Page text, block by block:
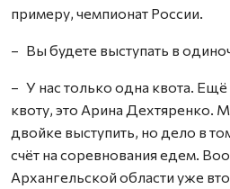
примеру, чемпионат России.
– Вы будете выступать в
– У нас только одна квота.
квоту, это Арина Дехтяренко.
двойке выступить, но дело в
счёт на соревнования едем.
Архангельской области уже